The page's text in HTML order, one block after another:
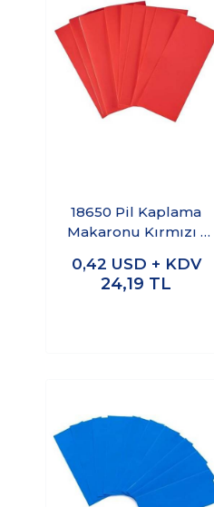
18650 Pil Kaplama
Makaronu Kırmızı -
0,42 USD + KDV
24,19 TL